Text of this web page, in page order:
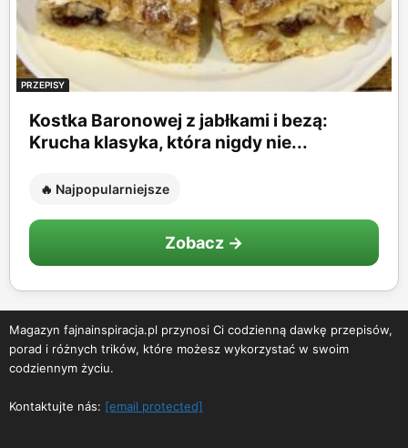
PRZEPISY
Kostka Baronowej z jabłkami i bezą:
Krucha klasyka, która nigdy nie...
🔥 Najpopularniejsze
Zobacz →
Magazyn fajnainspiracja.pl przynosi Ci codzienną dawkę przepisów,
porad i różnych trików, które możesz wykorzystać w swoim
codziennym życiu.
Kontaktujte nás: [email protected]